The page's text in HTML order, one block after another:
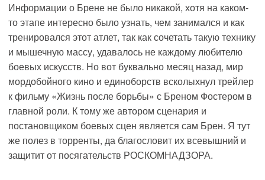
Информации о Брене не было никакой, хотя на каком-
то этапе интересно было узнать, чем занимался и как
тренировался этот атлет, так как сочетать такую технику
и мышечную массу, удавалось не каждому любителю
боевых искусств. Но вот буквально месяц назад, мир
мордобойного кино и единоборств всколыхнул трейлер
к фильму «Жизнь после борьбы» с Бреном Фостером в
главной роли. К тому же автором сценария и
постановщиком боевых сцен является сам Брен. Я тут
же полез в торренты, да благословит их всевышний и
защитит от посягательств РОСКОМНАДЗОРА.